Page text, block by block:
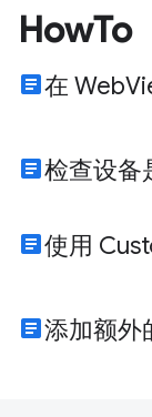
HowTo
article在
article检查设备
article使用
article添加额外